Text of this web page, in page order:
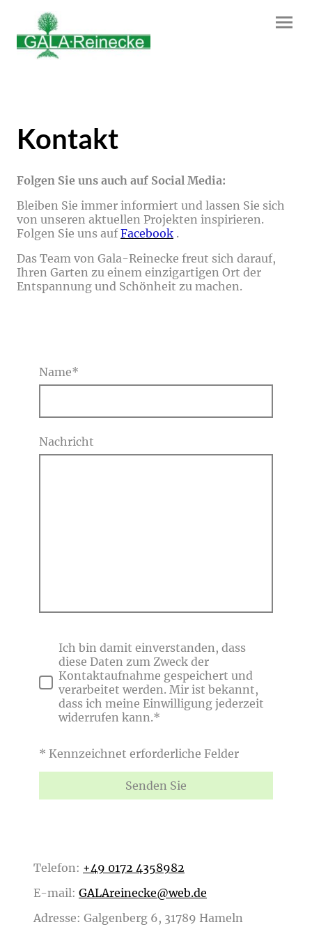
Kontakt
Folgen Sie uns auch auf Social Media:
Bleiben Sie immer informiert und lassen Sie sich
von unseren aktuellen Projekten inspirieren.
Folgen Sie uns aufFacebook .
Das Team von Gala-Reinecke freut sich darauf,
Ihren Garten zu einem einzigartigen Ort der
Entspannung und Schönheit zu machen.
Name*
Nachricht
Ich bin damit einverstanden, dass
diese Daten zum Zweck der
Kontaktaufnahme gespeichert und
verarbeitet werden. Mir ist bekannt,
dass ich meine Einwilligung jederzeit
widerrufen kann.*
* Kennzeichnet erforderliche Felder
Senden Sie
Telefon: +49 0172 4358982
E-mail: GALAreinecke@web.de
Adresse: Galgenberg 6, 31789 Hameln